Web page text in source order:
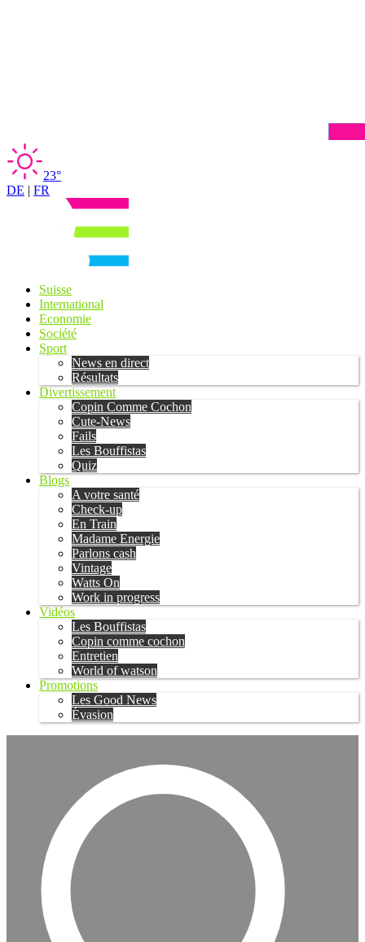
23°
DE | FR
Suisse
International
Economie
Société
Sport
News en direct
Résultats
Divertissement
Copin Comme Cochon
Cute-News
Fails
Les Bouffistas
Quiz
Blogs
A votre santé
Check-up
En Train
Madame Energie
Parlons cash
Vintage
Watts On
Work in progress
Vidéos
Les Bouffistas
Copin comme cochon
Entretien
World of watson
Promotions
Les Good News
Évasion